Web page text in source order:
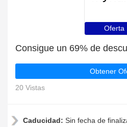
Oferta
Consigue un 69% de
Obtener
20 Vistas
Caducidad: Sin fecha de